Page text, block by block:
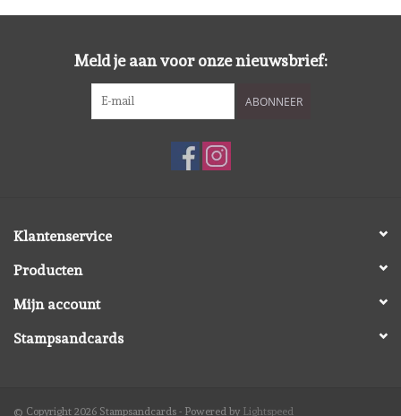
Embossingpoeders
Inkleurbenodigdheden
Gereedschap
Meld je aan voor onze nieuwsbrief:
ABONNEER
Klantenservice
Producten
Mijn account
Stampsandcards
© Copyright 2026 Stampsandcards - Powered by Lightspeed